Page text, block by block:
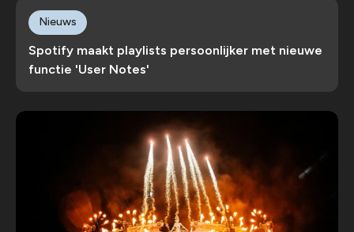
Spotify maakt playlists persoonlijker met nieuwe
functie 'User Notes'
Nieuws